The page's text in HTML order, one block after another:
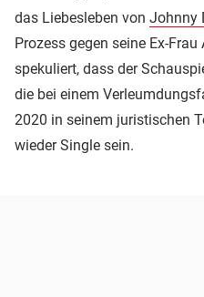
das Liebesleben von Johnny
Prozess gegen seine Ex-
spekuliert, dass der
die bei einem
2020 in seinem juristischen
wieder Single sein.